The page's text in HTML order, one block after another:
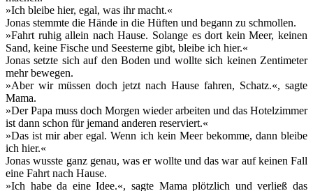
»Ich bleibe hier, egal, was ihr macht.«
Jonas stemmte die Hände in die Hüften und begann zu schmollen.
»Fahrt ruhig allein nach Hause. Solange es dort kein Meer, keinen
Sand, keine Fische und Seesterne gibt, bleibe ich hier.«
Jonas setzte sich auf den Boden und wollte sich keinen Zentimeter
mehr bewegen.
»Aber wir müssen doch jetzt nach Hause fahren, Schatz.«, sagte
Mama.
»Der Papa muss doch Morgen wieder arbeiten und das Hotelzimmer
ist dann schon für jemand anderen reserviert.«
»Das ist mir aber egal. Wenn ich kein Meer bekomme, dann bleibe
ich hier.«
Jonas wusste ganz genau, was er wollte und das war auf keinen Fall
eine Fahrt nach Hause.
»Ich habe da eine Idee.«, sagte Mama plötzlich und verließ das